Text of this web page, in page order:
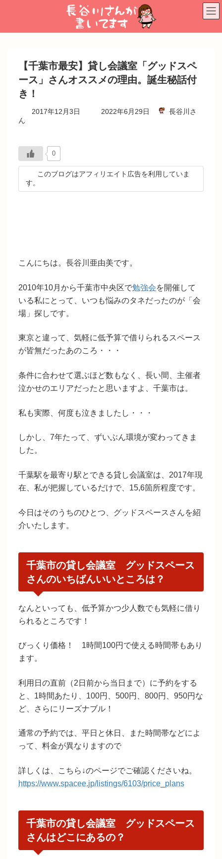
ン
ー
【千葉市最安】貸し会議室「グッドスペ
ース」さんオススメの理由。誕生秘話付
き！
2017年12月3日
最
2022年6月29日
長谷川さ
ん
0
このブログはアフィリエイト広告を利用していま
す。
こんにちは。長谷川亜由美です。
2010年10月から千葉市中央区で勉強会を開催して
いる私にとって、いつも悩みのタネだったのが「会
場」探しです。
東京と違って、気軽に低予算で借りられるスペース
が皆無だったあのころ・・・
条件に合わせて選ぶほど数もなく、長い間、主催者
泣かせのエリアだったと思いますよ、千葉市は。
私も実際、何度も泣きましたし・・・
しかし、7年たって、ずいぶん環境が変わってきま
した。
千葉駅を最寄り駅とできる貸し会議室は、2017年現
在、私が把握しているだけで、15,6箇所程度です。
今日はそのうちのひとつ、 グッドスペースさんを紹
介いたします。
千葉市の貸し会議室 グッドスペース
さんのいちばんいいところは？
なんといっても、低予算かつ少人数でも気軽に借り
られるところです！
びっくり価格！ 1時間100円 で使える時間帯もあり
ます。
利用日の直前（2日前から当日まで）に予約をする
と、1時間あたり、100円、500円、800円、950円な
ど、さらにリーズナブル！
通常の予約では、平日と休日、また時間帯などによ
って、料金が異なりますので
詳しくは、こちら↓のページでご確認くださいね。
https://www.spacee.jp/listings/6103/price_plans
千葉市の貸し会議室 グッドスペース
さんはどこにあるの？